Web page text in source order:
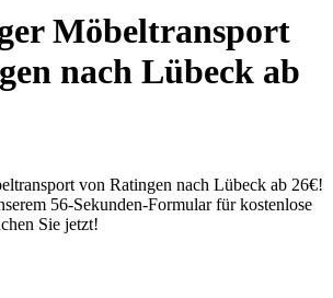
Möbeltransport
nach Lübeck ab
von Ratingen nach Lübeck ab 26€!
56-Sekunden-Formular für kostenlose
Sie jetzt!